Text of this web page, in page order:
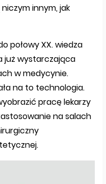
innym, jak
połowy XX. wiedza
już wystarczająca
w medycynie.
na to technologia.
pracę lekarzy
na salach